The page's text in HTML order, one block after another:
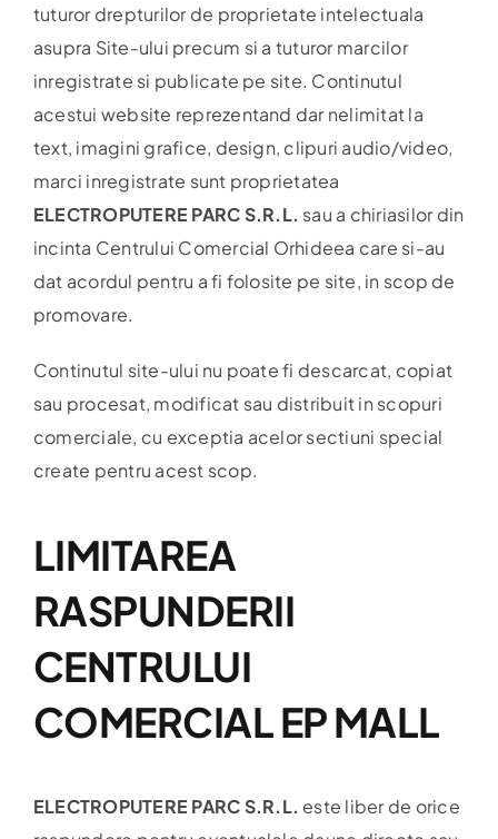
tuturor drepturilor de proprietate intelectuala
asupra Site-ului precum si a tuturor marcilor
inregistrate si publicate pe site. Continutul
acestui website reprezentand dar nelimitat la
text, imagini grafice, design, clipuri audio/video,
marci inregistrate sunt proprietatea
ELECTROPUTERE PARC S.R.L. sau a chiriasilor din
incinta Centrului Comercial Orhideea care si-au
dat acordul pentru a fi folosite pe site, in scop de
promovare.
Continutul site-ului nu poate fi descarcat, copiat
sau procesat, modificat sau distribuit in scopuri
comerciale, cu exceptia acelor sectiuni special
create pentru acest scop.
LIMITAREA
RASPUNDERII
CENTRULUI
COMERCIAL EP MALL
ELECTROPUTERE PARC S.R.L. este liber de orice